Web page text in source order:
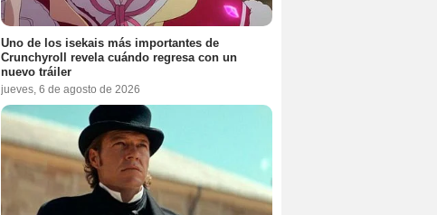
Uno de los isekais más importantes de
Crunchyroll revela cuándo regresa con un
nuevo tráiler
jueves, 6 de agosto de 2026